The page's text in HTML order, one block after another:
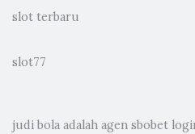
slot terbaru
slot77
judi bola adalah agen sbobet